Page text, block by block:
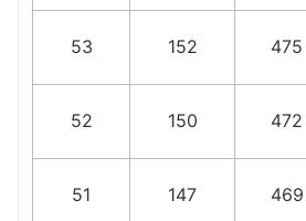
53 152 475
52 150 472
51 147 469